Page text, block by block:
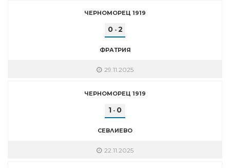
ЧЕРНОМОРЕЦ 1919
0- 2
ФРАТРИЯ
29.11.2025
ЧЕРНОМОРЕЦ 1919
1 - 0
СЕВЛИЕВО
22.11.2025